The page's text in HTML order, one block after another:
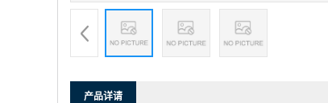
产品详请